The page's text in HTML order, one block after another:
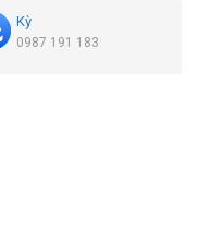
Kỳ
0987 191 183